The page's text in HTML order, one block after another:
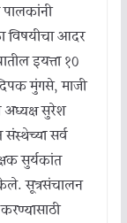
पालकांनी
विषयीचा आदर
इयत्ता १०
दिपक मुंगसे, माजी
अध्यक्ष सुरेश
सर्व
सुर्यकांत
सूत्रसंचालन